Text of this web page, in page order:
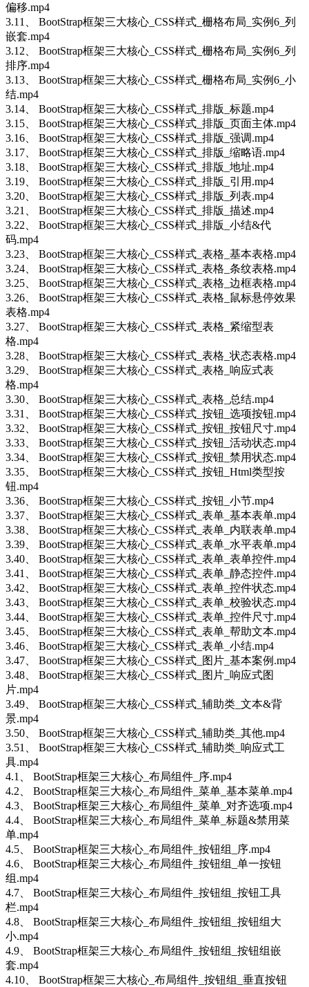
偏移.mp4
3.11、 BootStrap框架三大核心_CSS样式_栅格布局_实例6_列
嵌套.mp4
3.12、 BootStrap框架三大核心_CSS样式_栅格布局_实例6_列
排序.mp4
3.13、 BootStrap框架三大核心_CSS样式_栅格布局_实例6_小
结.mp4
3.14、 BootStrap框架三大核心_CSS样式_排版_标题.mp4
3.15、 BootStrap框架三大核心_CSS样式_排版_页面主体.mp4
3.16、 BootStrap框架三大核心_CSS样式_排版_强调.mp4
3.17、 BootStrap框架三大核心_CSS样式_排版_缩略语.mp4
3.18、 BootStrap框架三大核心_CSS样式_排版_地址.mp4
3.19、 BootStrap框架三大核心_CSS样式_排版_引用.mp4
3.20、 BootStrap框架三大核心_CSS样式_排版_列表.mp4
3.21、 BootStrap框架三大核心_CSS样式_排版_描述.mp4
3.22、 BootStrap框架三大核心_CSS样式_排版_小结&代
码.mp4
3.23、 BootStrap框架三大核心_CSS样式_表格_基本表格.mp4
3.24、 BootStrap框架三大核心_CSS样式_表格_条纹表格.mp4
3.25、 BootStrap框架三大核心_CSS样式_表格_边框表格.mp4
3.26、 BootStrap框架三大核心_CSS样式_表格_鼠标悬停效果
表格.mp4
3.27、 BootStrap框架三大核心_CSS样式_表格_紧缩型表
格.mp4
3.28、 BootStrap框架三大核心_CSS样式_表格_状态表格.mp4
3.29、 BootStrap框架三大核心_CSS样式_表格_响应式表
格.mp4
3.30、 BootStrap框架三大核心_CSS样式_表格_总结.mp4
3.31、 BootStrap框架三大核心_CSS样式_按钮_选项按钮.mp4
3.32、 BootStrap框架三大核心_CSS样式_按钮_按钮尺寸.mp4
3.33、 BootStrap框架三大核心_CSS样式_按钮_活动状态.mp4
3.34、 BootStrap框架三大核心_CSS样式_按钮_禁用状态.mp4
3.35、 BootStrap框架三大核心_CSS样式_按钮_Html类型按
钮.mp4
3.36、 BootStrap框架三大核心_CSS样式_按钮_小节.mp4
3.37、 BootStrap框架三大核心_CSS样式_表单_基本表单.mp4
3.38、 BootStrap框架三大核心_CSS样式_表单_内联表单.mp4
3.39、 BootStrap框架三大核心_CSS样式_表单_水平表单.mp4
3.40、 BootStrap框架三大核心_CSS样式_表单_表单控件.mp4
3.41、 BootStrap框架三大核心_CSS样式_表单_静态控件.mp4
3.42、 BootStrap框架三大核心_CSS样式_表单_控件状态.mp4
3.43、 BootStrap框架三大核心_CSS样式_表单_校验状态.mp4
3.44、 BootStrap框架三大核心_CSS样式_表单_控件尺寸.mp4
3.45、 BootStrap框架三大核心_CSS样式_表单_帮助文本.mp4
3.46、 BootStrap框架三大核心_CSS样式_表单_小结.mp4
3.47、 BootStrap框架三大核心_CSS样式_图片_基本案例.mp4
3.48、 BootStrap框架三大核心_CSS样式_图片_响应式图
片.mp4
3.49、 BootStrap框架三大核心_CSS样式_辅助类_文本&背
景.mp4
3.50、 BootStrap框架三大核心_CSS样式_辅助类_其他.mp4
3.51、 BootStrap框架三大核心_CSS样式_辅助类_响应式工
具.mp4
4.1、 BootStrap框架三大核心_布局组件_序.mp4
4.2、 BootStrap框架三大核心_布局组件_菜单_基本菜单.mp4
4.3、 BootStrap框架三大核心_布局组件_菜单_对齐选项.mp4
4.4、 BootStrap框架三大核心_布局组件_菜单_标题&禁用菜
单.mp4
4.5、 BootStrap框架三大核心_布局组件_按钮组_序.mp4
4.6、 BootStrap框架三大核心_布局组件_按钮组_单一按钮
组.mp4
4.7、 BootStrap框架三大核心_布局组件_按钮组_按钮工具
栏.mp4
4.8、 BootStrap框架三大核心_布局组件_按钮组_按钮组大
小.mp4
4.9、 BootStrap框架三大核心_布局组件_按钮组_按钮组嵌
套.mp4
4.10、 BootStrap框架三大核心_布局组件_按钮组_垂直按钮